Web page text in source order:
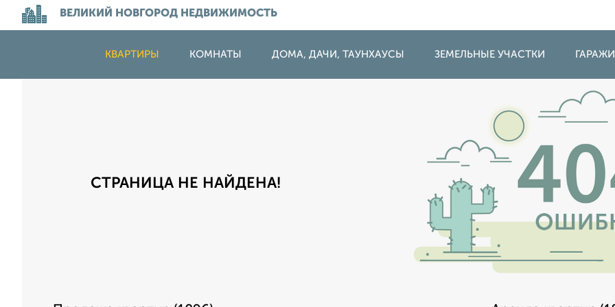
ВЕЛИКИЙ НОВГОРОД НЕДВИЖИМОСТЬ
КВАРТИРЫ КОМНАТЫ ДОМА, ДАЧИ, ТАУНХАУСЫ ЗЕМЕЛЬНЫЕ УЧАСТКИ
СТРАНИЦА НЕ НАЙДЕНА!